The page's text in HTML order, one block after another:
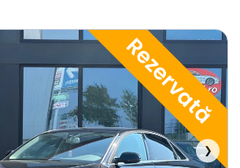
Rezervată
❯